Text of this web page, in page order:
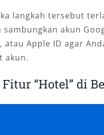
langkah tersebut
sambungkan akun
atau Apple ID agar
akun.
“Hotel” di